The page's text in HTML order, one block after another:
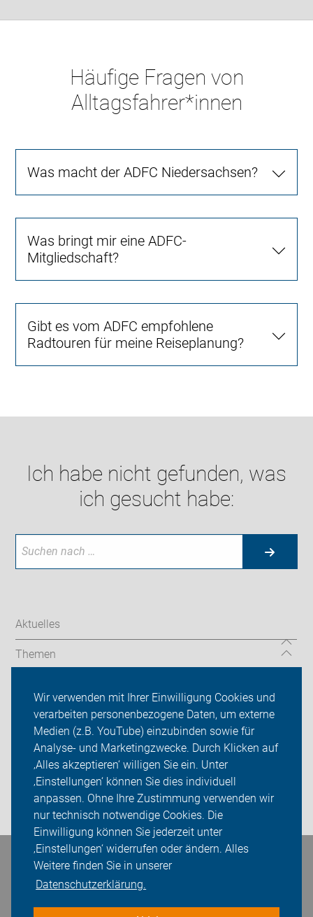
Wir verwenden mit Ihrer Einwilligung Cookies und
verarbeiten personenbezogene Daten, um externe
Medien (z.B. YouTube) einzubinden sowie für
Analyse- und Marketingzwecke. Durch Klicken auf
‚Alles akzeptieren‘ willigen Sie ein. Unter
‚Einstellungen‘ können Sie dies individuell
anpassen. Ohne Ihre Zustimmung verwenden wir
nur technisch notwendige Cookies. Die
Einwilligung können Sie jederzeit unter
‚Einstellungen‘ widerrufen oder ändern. Alles
Weitere finden Sie in unserer
Datenschutzerklärung.
Häufige Fragen von
Alltagsfahrer*innen
Was macht der ADFC Niedersachsen?
Was bringt mir eine ADFC-
Mitgliedschaft?
Gibt es vom ADFC empfohlene
Radtouren für meine Reiseplanung?
Ich habe nicht gefunden, was
ich gesucht habe:
Aktuelles
Themen
ADFC Niedersachsen
Sei dabei
Presse
Login
Bleiben Sie in Kontakt